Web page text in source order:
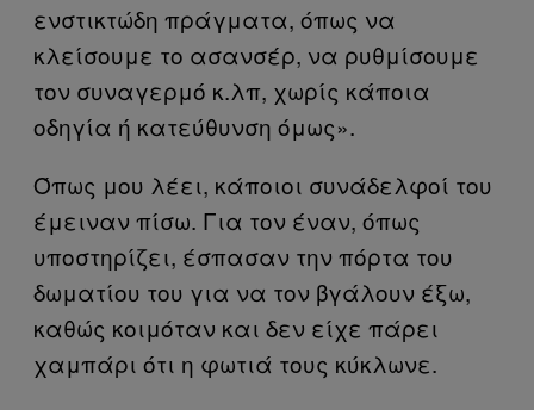
ενστικτώδη πράγματα, όπως να
κλείσουμε το ασανσέρ, να ρυθμίσουμε
τον συναγερμό κ.λπ, χωρίς κάποια
οδηγία ή κατεύθυνση όμως».
Όπως μου λέει, κάποιοι συνάδελφοί του
έμειναν πίσω. Για τον έναν, όπως
υποστηρίζει, έσπασαν την πόρτα του
δωματίου του για να τον βγάλουν έξω,
καθώς κοιμόταν και δεν είχε πάρει
χαμπάρι ότι η φωτιά τους κύκλωνε.